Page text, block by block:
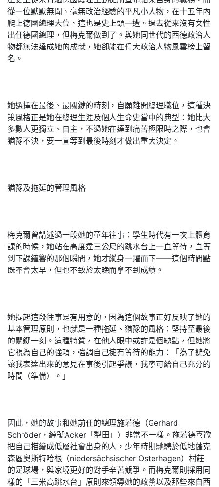
從一位默默無聞、毫無政治經驗的平凡小人物，在十五年內
爬上德國總理大位，這也是史上頭一遭。過去從來沒有女性
出任德國總理，但梅克爾做到了。與她同世代的西德政治人
物都無法達成她的成就，她卻能在偉大政治人物風雲榜上留
名。
她選擇在最後、最關鍵的時刻，自願離開總理職位，這種決
策風格正是她在總理生涯及個人生命史當中的典型：她比大
多數人更獨立、自主，不過她在達到痛苦極限時之際，也會
猶豫不決，要一直等到最後時刻才做出重大決定。
猶豫及拖延的管理風格
梅克爾曾講述過一段她的童年往事：學生時代有一次上體育
課的時候，她站在高度達三公尺的跳水台上一直等待，直等
到下課鐘響的那個瞬間，她才縱身一躍而下——這個時間點
既不會太早，但也不致於太晚而拿不到成績。
她提起這段往事是有用意的，因為這個故事正好反映了她的
基本管理原則，也就是一種拖延、猶豫的風格：堅持至最後
的關鍵一刻。這種特質，在他人眼中或許是個缺點，但她將
它視為自己的強項，強調自己擁有等待的能力：「為了避免
讓我表達出來的意見在事後引起爭議，我寧可給自己充分的
時間（準備）。」
因此，她的故事和她前任的總理施若德（Gerhard
Schröder，綽號Acker「犁田」）非常不一樣。施若德喜歡
把自己描繪成低層社會出身的人，少年時期馳騁於低地薩克
森區奧斯特哈根（niedersächsischer Osterhagen）村莊
的足球場，與家境更好的對手辛苦競爭。而梅克爾則採用同
樣的「三米高跳水台」原則來領導她的政黨以及那些來自西